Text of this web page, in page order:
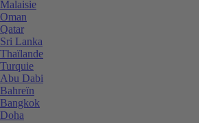
Malaisie
Oman
Qatar
Sri Lanka
Thaïlande
Turquie
Abu Dabi
Bahreïn
Bangkok
Doha